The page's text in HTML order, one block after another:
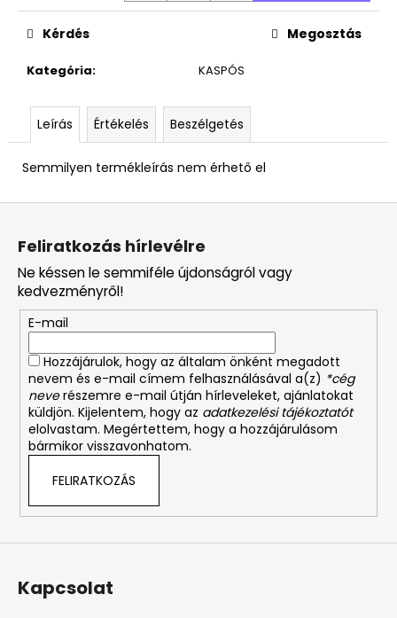
Kategória: KASPÓS
Kérdés Megosztás
Leírás Értékelés Beszélgetés
Semmilyen termékleírás nem érhető el
Feliratkozás hírlevélre
Ne késsen le semmiféle újdonságról vagy
kedvezményről!
E-mail
Hozzájárulok, hogy az általam önként megadott
nevem és e-mail címem felhasználásával a(z) *cég
neverészemre e-mail útján hírleveleket, ajánlatokat
küldjön. Kijelentem, hogy az adatkezelési tájékoztatót
elolvastam. Megértettem, hogy a hozzájárulásom
bármikor visszavonhatom.
FELIRATKOZÁS
Kapcsolat